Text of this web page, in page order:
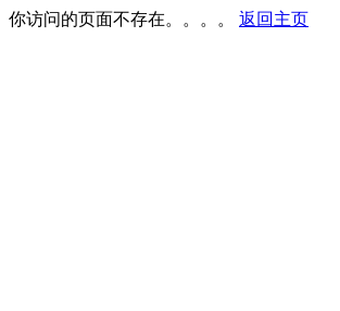
你访问的页面不存在。。。。 返回主页